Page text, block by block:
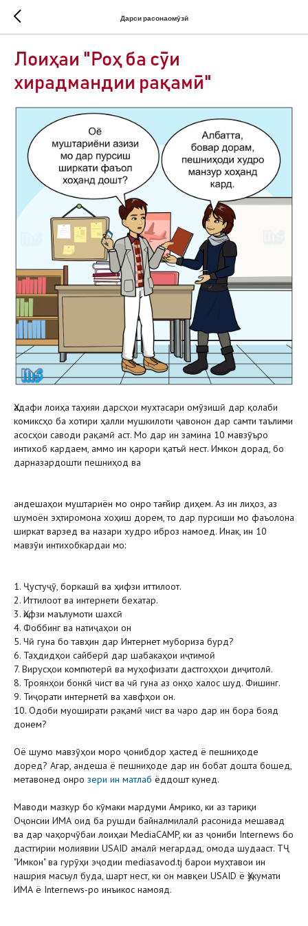
Дарси расонаомӯзӣ
Лоиҳаи "Роҳ ба сӯи
хирадмандии рақамӣ"
Ҳадафи лоиҳа таҳияи дарсҳои мухтасари омӯзишӣ дар қолаби
комиксҳо ба хотири ҳалли мушкилоти ҷавонон дар самти таълими
асосҳои саводи рақамӣ аст. Мо дар ин замина 10 мавзӯъро
интихоб кардаем, аммо ин қарори қатъӣ нест. Имкон дорад, бо
дарназардошти пешниҳод ва
андешаҳои муштариён мо онро тағйир диҳем. Аз ин лиҳоз, аз
шумоён эҳтиромона хоҳиш дорем, то дар пурсиши мо фаъолона
ширкат варзед ва назари худро иброз намоед. Инак, ин 10
мавзӯи интихобкардаи мо:
1. Ҷустуҷӯ, боркашӣ ва ҳифзи иттилоот.
2. Иттилоот ва интернети бехатар.
3. Ҳифзи маълумоти шахсӣ
4. Фоббинг ва натиҷаҳои он
5. Чӣ гуна бо тавҳин дар Интернет мубориза бурд?
6. Таҳдидҳои сайберӣ дар шабакаҳои иҷтимоӣ
7. Вирусҳои компютерӣ ва муҳофизати дастгоҳҳои диҷитолӣ.
8. Троянҳои бонкӣ чист ва чӣ гуна аз онҳо халос шуд. Фишинг.
9. Тиҷорати интернетӣ ва хавфҳои он.
10. Одоби муоширати рақамӣ чист ва чаро дар ин бора бояд
донем?
Оё шумо мавзӯҳои моро ҷонибдор ҳастед ё пешниҳоде
доред? Агар, андеша ё пешниҳоде дар ин бобат дошта бошед,
метавонед онро зери ин матлаб ёддошт кунед.
Маводи мазкур бо кӯмаки мардуми Амрико, ки аз тариқи
Оҷонсии ИМА оид ба рушди байналмилалӣ расонида мешавад
ва дар чаҳорчӯбаи лоиҳаи MediaCAMP, ки аз ҷониби Internews бо
дастгирии молиявии USAID амалӣ мегардад, омода шудааст. ТҶ
"Имкон" ва гурӯҳи эҷодии mediasavod.tj барои муҳтавои ин
нашрия масъул буда, шарт нест, ки он мавқеи USAID ё Ҳукумати
ИМА ё Internews-ро инъикос намояд.